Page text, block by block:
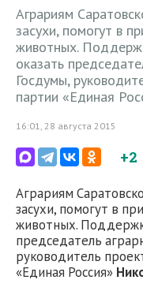
Аграриям
засухи, помогут в
животных.
оказать
Госдумы,
партии «Единая
16:01, 28 августа 2015
+2
Аграриям
засухи, помогут в
животных.
председатель
руководитель
«Единая Россия»